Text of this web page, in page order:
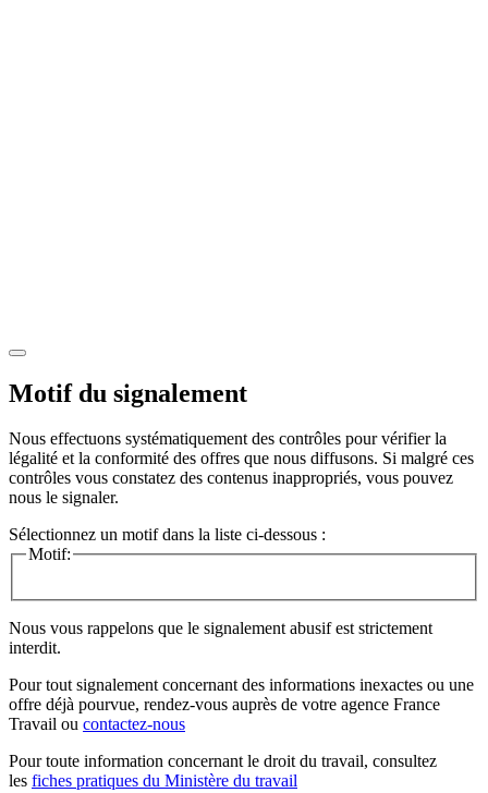
Motif du signalement
Nous effectuons systématiquement des contrôles pour vérifier la
légalité et la conformité des offres que nous diffusons. Si malgré ces
contrôles vous constatez des contenus inappropriés, vous pouvez
nous le signaler.
Sélectionnez un motif dans la liste ci-dessous :
Motif:
Nous vous rappelons que le signalement abusif est strictement
interdit.
Pour tout signalement concernant des informations inexactes ou une
offre déjà pourvue, rendez-vous auprès de votre agence France
Travail ou contactez-nous
Pour toute information concernant le droit du travail, consultez
les fiches pratiques du Ministère du travail